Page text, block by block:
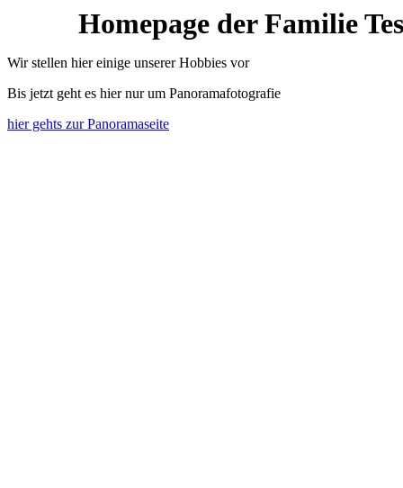
Homepage der Familie
Wir stellen hier einige unserer Hobbies vor
Bis jetzt geht es hier nur um Panoramafotografie
hier gehts zur Panoramaseite